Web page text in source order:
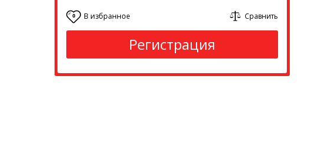
0 В избранное Сравнить
Регистрация